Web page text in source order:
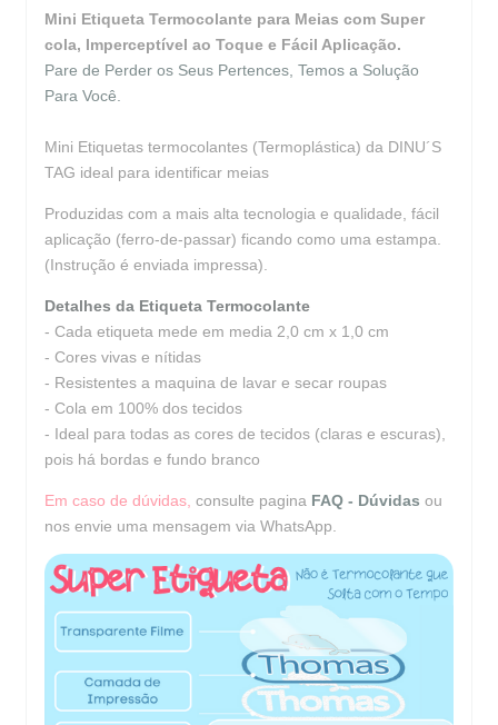
Mini Etiqueta Termocolante para Meias com Super
cola, Imperceptível ao Toque e Fácil Aplicação.
Pare de Perder os Seus Pertences, Temos a Solução
Para Você.
Mini Etiquetas termocolantes (Termoplástica) da DINU´S
TAG ideal para identificar meias
Produzidas com a mais alta tecnologia e qualidade, fácil
aplicação (ferro-de-passar) ficando como uma estampa.
(Instrução é enviada impressa).
Detalhes da Etiqueta Termocolante
- Cada etiqueta mede em media 2,0 cm x 1,0 cm
- Cores vivas e nítidas
- Resistentes a maquina de lavar e secar roupas
- Cola em 100% dos tecidos
- Ideal para todas as cores de tecidos (claras e escuras),
pois há bordas e fundo branco
Em caso de dúvidas, consulte pagina FAQ - Dúvidas ou
nos envie uma mensagem via WhatsApp.